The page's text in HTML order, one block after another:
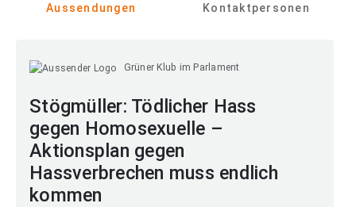
Aussendungen Kontaktpersonen
Grüner Klub im Parlament
Stögmüller: Tödlicher Hass
gegen Homosexuelle –
Aktionsplan gegen
Hassverbrechen muss endlich
kommen